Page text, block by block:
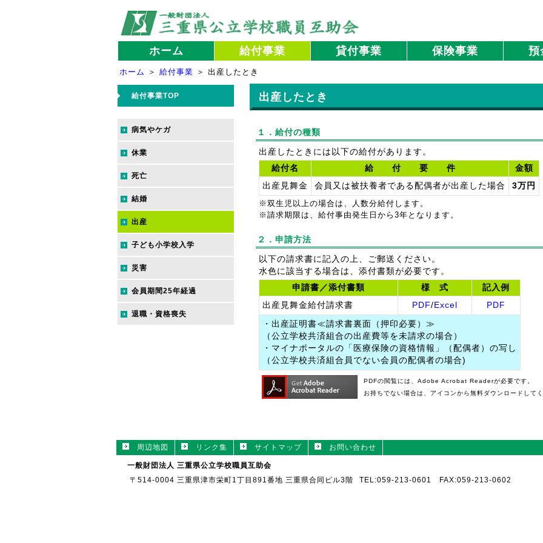
ホーム 給付事業 貸付事業 保険事業 預
ホーム ＞ 給付事業 ＞ 出産したとき
給付事業TOP
病気やケガ
休業
死亡
結婚
出産
子ども小学校入学
災害
会員期間25年経過
退職・資格喪失
出産したとき
１．給付の種類
出産したときには以下の給付があります。
給付名
給 付 要 件
金額
出産見舞金
会員又は被扶養者である配偶者が出産した場合
3万円
※双生児以上の場合は、人数分給付します。
※請求期限は、給付事由発生日から3年となります。
２．申請方法
以下の請求書に記入の上、ご郵送ください。
水色に該当する場合は、添付書類が必要です。
申請書／添付書類
様 式
記入例
出産見舞金給付請求書
PDF/ Excel PDF
・出産証明書≪請求書裏面（押印必要）≫
（公立学校共済組合の出産費等を未請求の場合）
・マイナポータルの「医療保険の資格情報」（配偶者）の写し
（公立学校共済組合員でない会員の配偶者の場合)
PDFの閲覧には、Adobe Acrobat Readerが必要です。
お持ちでない場合は、アイコンから無料ダウンロードしてく
周辺地図 リンク集 サイトマップ お問い合わせ
一般財団法人 三重県公立学校職員互助会
〒514-0004 三重県津市栄町1丁目891番地 三重県合同ビル3階
TEL:059-213-0601 FAX:059-213-0602